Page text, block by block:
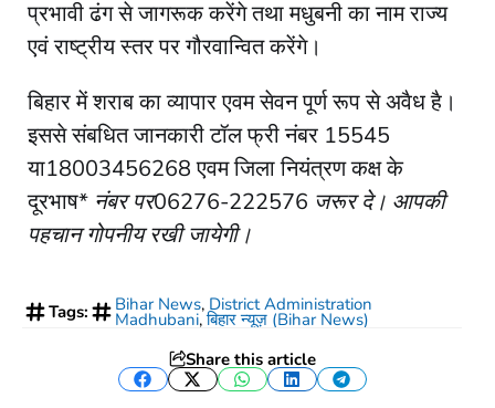
प्रभावी ढंग से जागरूक करेंगे तथा मधुबनी का नाम राज्य
एवं राष्ट्रीय स्तर पर गौरवान्वित करेंगे।
बिहार में शराब का व्यापार एवम सेवन पूर्ण रूप से अवैध है।
इससे संबधित जानकारी टॉल फ्री नंबर 15545
या18003456268 एवम जिला नियंत्रण कक्ष के
दूरभाष* नंबर पर06276-222576 जरूर दे। आपकी
पहचान गोपनीय रखी जायेगी।
Tags: Bihar News, District Administration
Madhubani,बिहार न्यूज़ (Bihar News)
Share this article
Facebook
TwitterWhatsApp
LinkedInTelegram